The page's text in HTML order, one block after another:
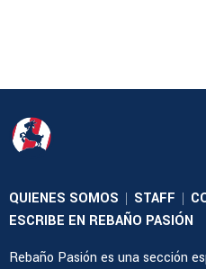
QUIENES SOMOS | STAFF |
ESCRIBE EN REBAÑO PASIÓN
Rebaño Pasión es una sección